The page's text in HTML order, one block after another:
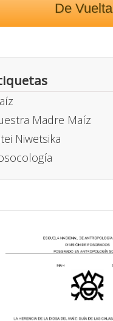
De Vuelta
Madre Maíz
Niwetsika